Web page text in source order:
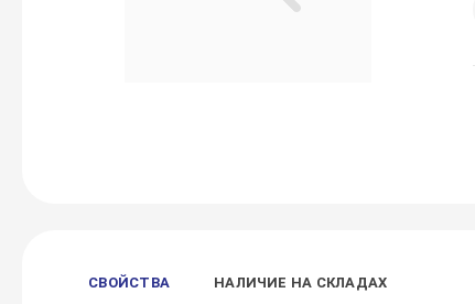
СВОЙСТВА НАЛИЧИЕ НА СКЛАДАХ